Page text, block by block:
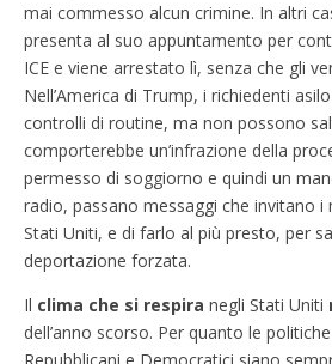
mai commesso alcun crimine. In altri
presenta al suo appuntamento per
ICE e viene arrestato lì, senza che gli
Nell’America di Trump, i richiedenti
controlli di routine, ma non possono
comporterebbe un’infrazione della
permesso di soggiorno e quindi un
radio, passano messaggi che invitano i
Stati Uniti, e di farlo al più presto, per
deportazione forzata.
Il clima che si respira negli Stati Uniti
dell’anno scorso. Per quanto le